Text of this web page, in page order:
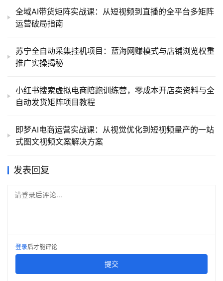
全域AI带货矩阵实战课：从短视频到直播的全平台多矩阵
运营破局指南
苏宁全自动采集挂机项目：蓝海网赚模式与店铺浏览权重
推广实操揭秘
小红书搜索虚拟电商陪跑训练营，零成本开店卖资料与全
自动发货矩阵项目教程
即梦AI电商运营实战课：从视觉优化到短视频量产的一站
式图文视频文案解决方案
发表回复
请登录后评论...
登录后才能评论
提交